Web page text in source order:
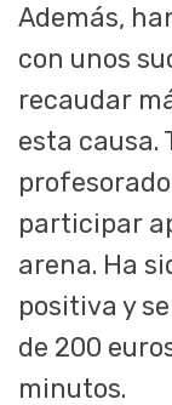
Además,
con unos
recaudar
esta causa.
participar
arena. Ha
positiva y
de 200
minutos.